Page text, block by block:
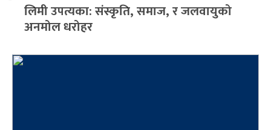
लिमी उपत्यका: संस्कृति, समाज, र जलवायुको
अनमोल धरोहर